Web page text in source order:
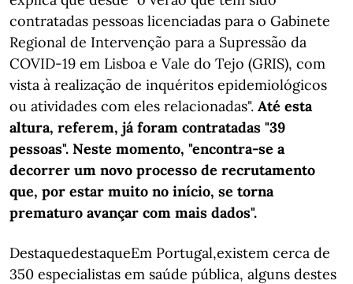
contratadas pessoas licenciadas para o Gabinete
Regional de Intervenção para a Supressão da
COVID-19 em Lisboa e Vale do Tejo (GRIS), com
vista à realização de inquéritos epidemiológicos
ou atividades com eles relacionadas". Até esta
altura, referem, já foram contratadas "39
pessoas". Neste momento, "encontra-se a
decorrer um novo processo de recrutamento
que, por estar muito no início, se torna
prematuro avançar com mais dados".
DestaquedestaqueEm Portugal,existem cerca de
350 especialistas em saúde pública, alguns destes